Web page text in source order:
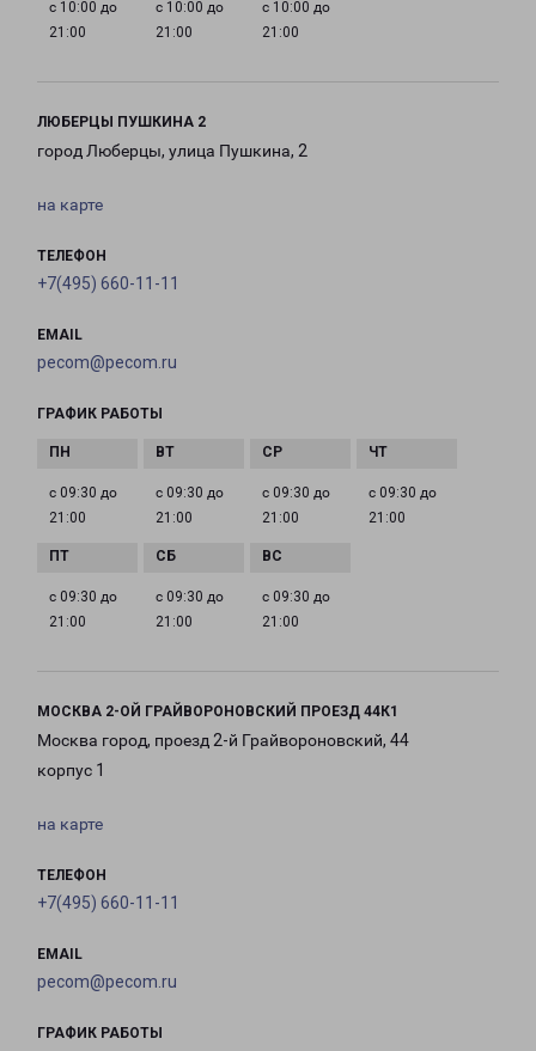
с 10:00 до
21:00
с 10:00 до
21:00
с 10:00 до
21:00
ЛЮБЕРЦЫ ПУШКИНА 2
город Люберцы, улица Пушкина, 2
на карте
ТЕЛЕФОН
+7(495) 660-11-11
EMAIL
pecom@pecom.ru
ГРАФИК РАБОТЫ
с 09:30 до
21:00
с 09:30 до
21:00
с 09:30 до
21:00
с 09:30 до
21:00
с 09:30 до
21:00
с 09:30 до
21:00
с 09:30 до
21:00
МОСКВА 2-ОЙ ГРАЙВОРОНОВСКИЙ ПРОЕЗД 44К1
Москва город, проезд 2-й Грайвороновский, 44
корпус 1
на карте
ТЕЛЕФОН
+7(495) 660-11-11
EMAIL
pecom@pecom.ru
ГРАФИК РАБОТЫ